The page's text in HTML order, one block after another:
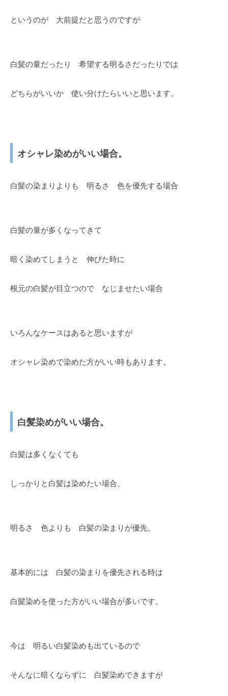
というのが 大前提だと思うのですが
白髪の量だったり 希望する明るさだったりでは
どちらがいいか 使い分けたらいいと思います。
オシャレ染めがいい場合。
白髪の染まりよりも 明るさ 色を優先する場合
白髪の量が多くなってきて
暗く染めてしまうと 伸びた時に
根元の白髪が目立つので なじませたい場合
いろんなケースはあると思いますが
オシャレ染めで染めた方がいい時もあります。
白髪染めがいい場合。
白髪は多くなくても
しっかりと白髪は染めたい場合。
明るさ 色よりも 白髪の染まりが優先。
基本的には 白髪の染まりを優先される時は
白髪染めを使った方がいい場合が多いです。
今は 明るい白髪染めも出ているので
そんなに暗くならずに 白髪染めできますが